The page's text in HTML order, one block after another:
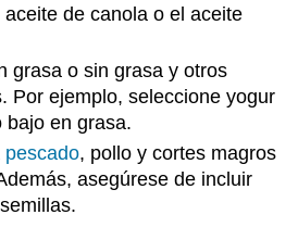
de canola o el aceite
grasa o sin grasa y otros
Por ejemplo, seleccione yogur
bajo en grasa.
pescado, pollo y cortes magros
asegúrese de incluir